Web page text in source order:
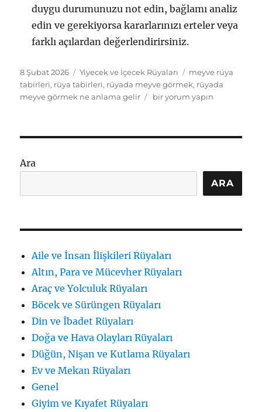
duygu durumunuzu not edin, bağlamı analiz
edin ve gerekiyorsa kararlarınızı erteler veya
farklı açılardan değerlendirirsiniz.
Yayın
tarihi
8 Şubat 2026 Kategoriler
Yiyecek ve İçecek Rüyaları Etiketler
meyve rüya
tabirleri, rüya tabirleri, rüyada meyve görmek, rüyada
meyve görmek ne anlama gelir
Rüyada
Türler
Bağlamlar
bir yorum yapın
Ara
ARA
Aile ve İnsan İlişkileri Rüyaları
Altın, Para ve Mücevher Rüyaları
Araç ve Yolculuk Rüyaları
Böcek ve Sürüngen Rüyaları
Din ve İbadet Rüyaları
Doğa ve Hava Olayları Rüyaları
Düğün, Nişan ve Kutlama Rüyaları
Ev ve Mekan Rüyaları
Genel
Giyim ve Kıyafet Rüyaları